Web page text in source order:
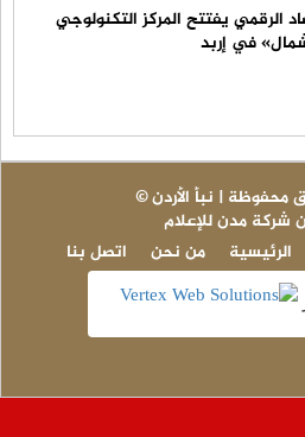
الرقمي يفتتح المركز التكنولوجي
في إربد
شركة مدن للإعلام
اتصل بنا
من نحن الرئيسية